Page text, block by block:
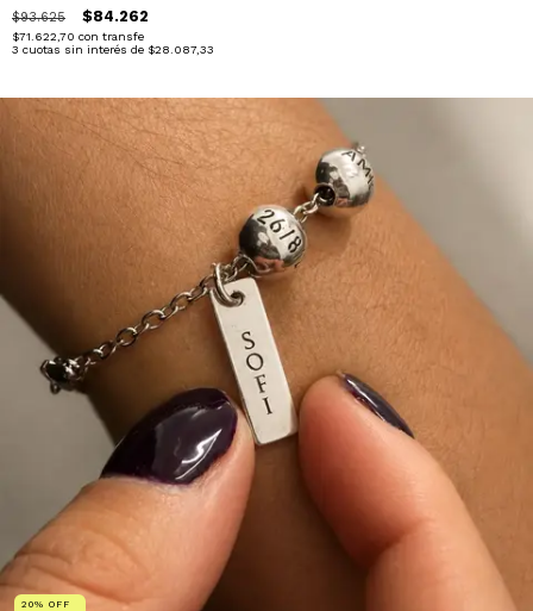
$93.625 $84.262
$71.622,70 con transfe
3 cuotas sin interés de $28.087,33
20% OFF